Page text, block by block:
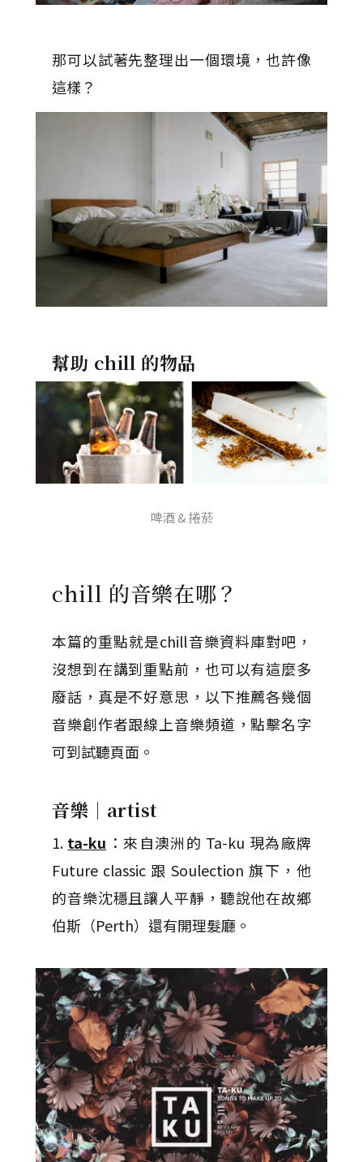
那可以試著先整理出一個環境，也許像
這樣？
幫助 chill 的物品
啤酒 & 捲菸
chill 的音樂在哪？
本篇的重點就是chill音樂資料庫對吧，
沒想到在講到重點前，也可以有這麼多
廢話，真是不好意思，以下推薦各幾個
音樂創作者跟線上音樂頻道，點擊名字
可到試聽頁面。
音樂｜artist
1. ta-ku ：來自澳洲的 Ta-ku 現為廠牌
Future classic 跟 Soulection 旗下，他
的音樂沈穩且讓人平靜，聽說他在故鄉
伯斯（Perth）還有開理髮廳。